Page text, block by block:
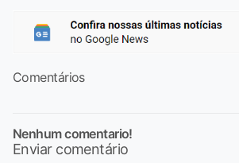
Comentários
Nenhum comentario!
Enviar comentário